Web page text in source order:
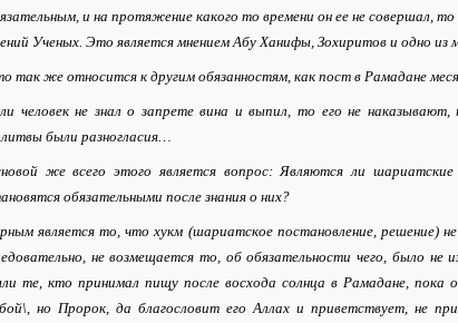
и на протяжение какого то времени он ее не совершал,
Ученых. Это является мнением Абу Ханифы, Зохиритов и одно из
так же относится к другим обязанностям, как пост в Рамадане
человек не знал о запрете вина и выпил, то его не
были разногласия…
же всего этого является вопрос: Являются ли
обязательными после знания о них?
является то, что хукм (шариатское постановление, решение)
не возмещается то, об обязательности чего, было не
те, кто принимал пищу после восхода солнца в Рамадане,
но Пророк, да благословит его Аллах и приветствует, не